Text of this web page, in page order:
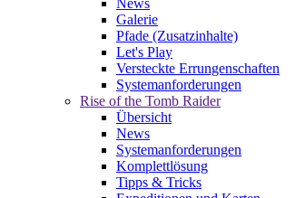
News
Galerie
Pfade (Zusatzinhalte)
Let's Play
Versteckte Errungenschaften
Systemanforderungen
Rise of the Tomb Raider
Übersicht
News
Systemanforderungen
Komplettlösung
Tipps & Tricks